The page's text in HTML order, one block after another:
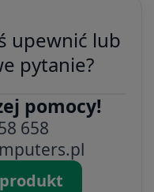
upewnić lub
pytanie?
pomocy!
658